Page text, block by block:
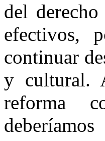
del
efectivos,
continuar
y cultural.
reforma